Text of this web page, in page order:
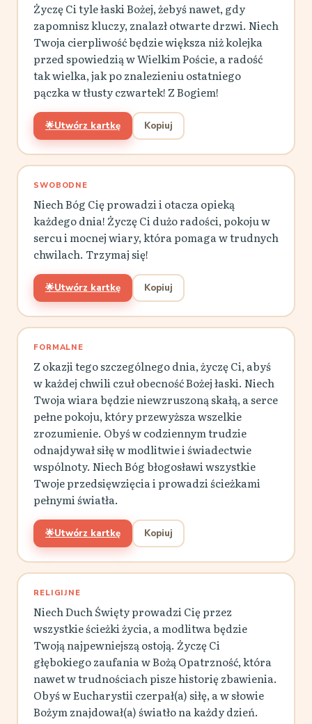
Życzę Ci tyle łaski Bożej, żebyś nawet, gdy
zapomnisz kluczy, znalazł otwarte drzwi. Niech
Twoja cierpliwość będzie większa niż kolejka
przed spowiedzią w Wielkim Poście, a radość
tak wielka, jak po znalezieniu ostatniego
pączka w tłusty czwartek! Z Bogiem!
🌟Utwórz kartkę Kopiuj
SWOBODNE
Niech Bóg Cię prowadzi i otacza opieką
każdego dnia! Życzę Ci dużo radości, pokoju w
sercu i mocnej wiary, która pomaga w trudnych
chwilach. Trzymaj się!
🌟Utwórz kartkę Kopiuj
FORMALNE
Z okazji tego szczególnego dnia, życzę Ci, abyś
w każdej chwili czuł obecność Bożej łaski. Niech
Twoja wiara będzie niewzruszoną skałą, a serce
pełne pokoju, który przewyższa wszelkie
zrozumienie. Obyś w codziennym trudzie
odnajdywał siłę w modlitwie i świadectwie
wspólnoty. Niech Bóg błogosławi wszystkie
Twoje przedsięwzięcia i prowadzi ścieżkami
pełnymi światła.
🌟Utwórz kartkę Kopiuj
RELIGIJNE
Niech Duch Święty prowadzi Cię przez
wszystkie ścieżki życia, a modlitwa będzie
Twoją najpewniejszą ostoją. Życzę Ci
głębokiego zaufania w Bożą Opatrzność, która
nawet w trudnościach pisze historię zbawienia.
Obyś w Eucharystii czerpał(a) siłę, a w słowie
Bożym znajdował(a) światło na każdy dzień.